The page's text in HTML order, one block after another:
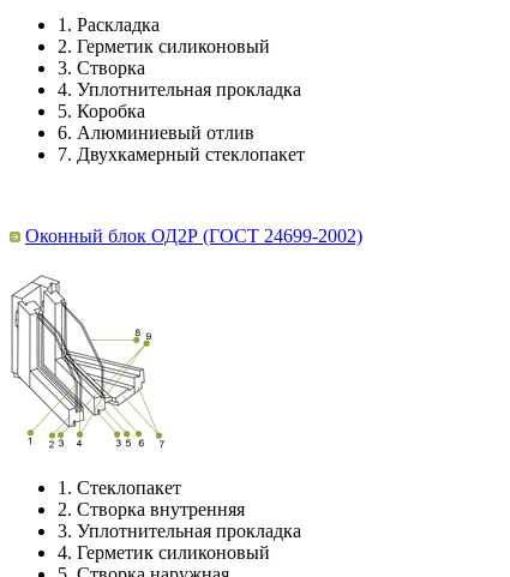
1. Раскладка
2. Герметик силиконовый
3. Створка
4. Уплотнительная прокладка
5. Коробка
6. Алюминиевый отлив
7. Двухкамерный стеклопакет
Оконный блок ОД2Р (ГОСТ 24699-2002)
1. Стеклопакет
2. Створка внутренняя
3. Уплотнительная прокладка
4. Герметик силиконовый